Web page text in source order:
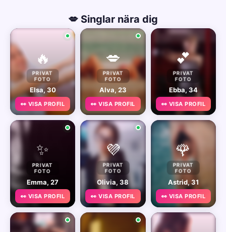
💋 Singlar nära dig
🔥
PRIVAT
FOTO
Elsa, 30
👀 VISA PROFIL
💋
PRIVAT
FOTO
Alva, 23
👀 VISA PROFIL
💕
PRIVAT
FOTO
Ebba, 34
👀 VISA PROFIL
✨
PRIVAT
FOTO
Emma, 27
👀 VISA PROFIL
💜
PRIVAT
FOTO
Olivia, 38
👀 VISA PROFIL
🌹
PRIVAT
FOTO
Astrid, 31
👀 VISA PROFIL